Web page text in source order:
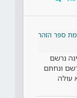
ספר הזהר
נרשם
ונחתם
עולה